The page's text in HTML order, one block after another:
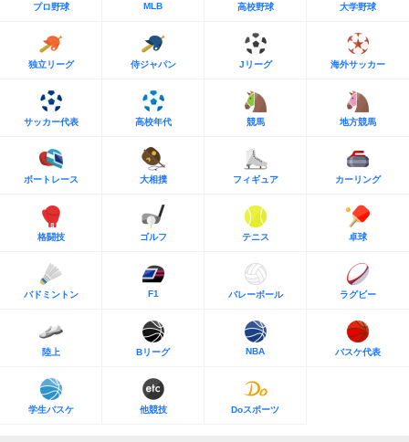
プロ野球 MLB 高校野球 大学野球
独立リーグ 侍ジャパン Jリーグ 海外サッカー
サッカー代表 高校年代 競馬 地方競馬
ボートレース 大相撲 フィギュア カーリング
格闘技 ゴルフ テニス 卓球
バドミントン F1 バレーボール ラグビー
陸上 Bリーグ NBA バスケ代表
学生バスケ 他競技 Doスポーツ